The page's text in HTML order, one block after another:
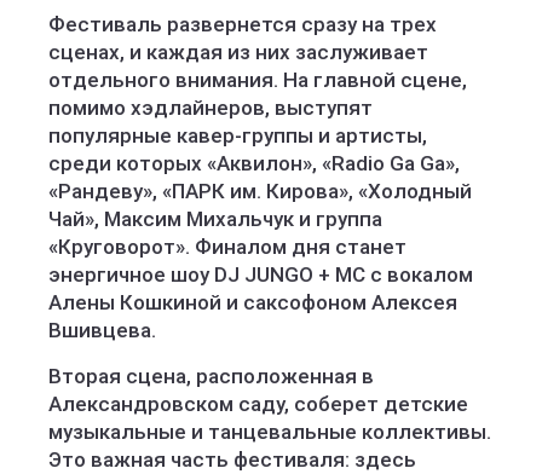
Фестиваль развернется сразу на трех
сценах, и каждая из них заслуживает
отдельного внимания. На главной сцене,
помимо хэдлайнеров, выступят
популярные кавер-группы и артисты,
среди которых «Аквилон», «Radio Ga Ga»,
«Рандеву», «ПАРК им. Кирова», «Холодный
Чай», Максим Михальчук и группа
«Круговорот». Финалом дня станет
энергичное шоу DJ JUNGO + MC с вокалом
Алены Кошкиной и саксофоном Алексея
Вшивцева.
Вторая сцена, расположенная в
Александровском саду, соберет детские
музыкальные и танцевальные коллективы.
Это важная часть фестиваля: здесь